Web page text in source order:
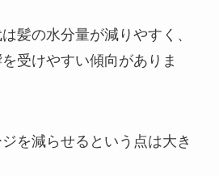
髪の水分量が減りやすく、
受けやすい傾向がありま
を減らせるという点は大き